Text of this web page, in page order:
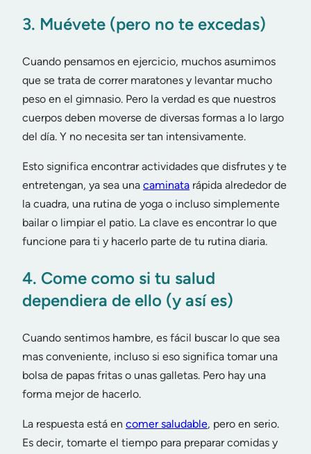
3. Muévete (pero no te excedas)
Cuando pensamos en ejercicio, muchos asumimos
que se trata de correr maratones y levantar mucho
peso en el gimnasio. Pero la verdad es que nuestros
cuerpos deben moverse de diversas formas a lo largo
del día. Y no necesita ser tan intensivamente.
Esto significa encontrar actividades que disfrutes y te
entretengan, ya sea una caminata rápida alrededor de
la cuadra, una rutina de yoga o incluso simplemente
bailar o limpiar el patio. La clave es encontrar lo que
funcione para ti y hacerlo parte de tu rutina diaria.
4. Come como si tu salud
dependiera de ello (y así es)
Cuando sentimos hambre, es fácil buscar lo que sea
mas conveniente, incluso si eso significa tomar una
bolsa de papas fritas o unas galletas. Pero hay una
forma mejor de hacerlo.
La respuesta está en comer saludable, pero en serio.
Es decir, tomarte el tiempo para preparar comidas y